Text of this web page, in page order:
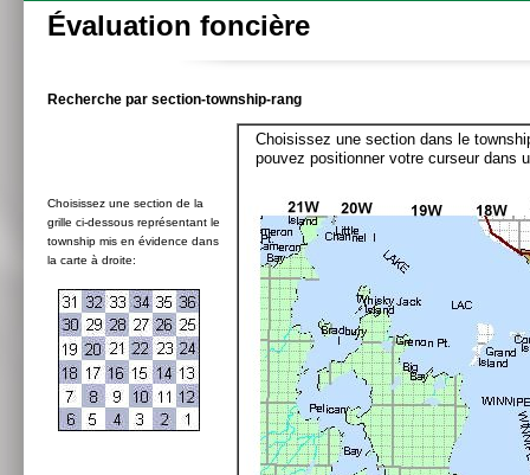
Évaluation foncière
Recherche par section-township-rang
Choisissez une section de la
grille ci-dessous représentant le
township mis en évidence dans
la carte à droite:
Choisissez une section dans le
pouvez positionner votre curseur dans